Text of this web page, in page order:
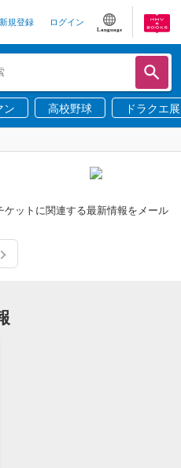
新規登録 ログイン
Language
ン 高校野球 ドラクエ展
ットに関連する最新情報をメール